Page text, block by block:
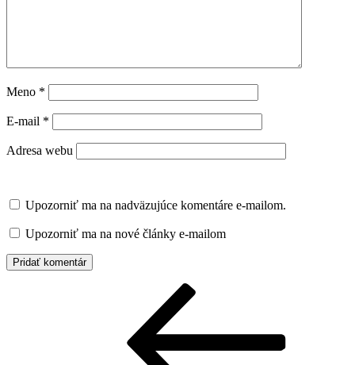
Meno *
E-mail *
Adresa webu
Upozorniť ma na nadväzujúce komentáre e-mailom.
Upozorniť ma na nové články e-mailom